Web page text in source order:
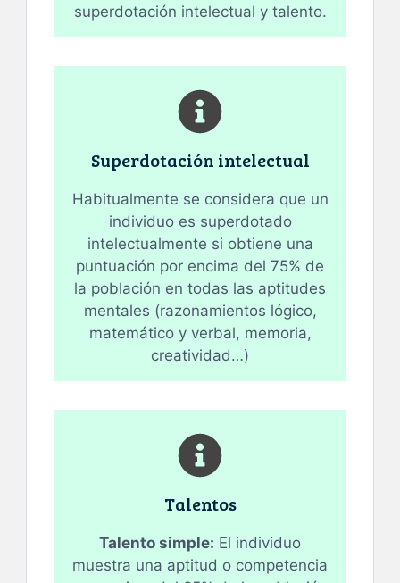
superdotación intelectual y talento.
Superdotación intelectual
Habitualmente se considera que un
individuo es superdotado
intelectualmente si obtiene una
puntuación por encima del 75% de
la población en todas las aptitudes
mentales (razonamientos lógico,
matemático y verbal, memoria,
creatividad…)
Talentos
Talento simple: El individuo
muestra una aptitud o competencia